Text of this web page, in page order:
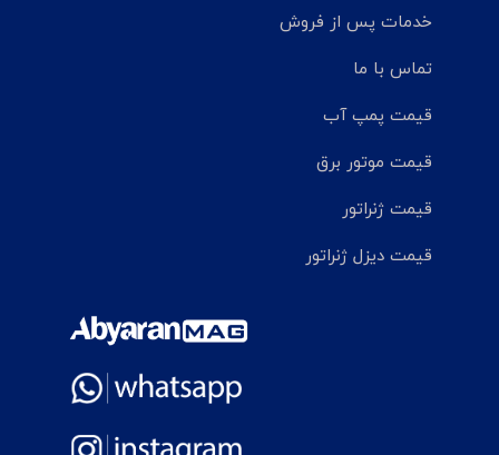
خدمات پس از فروش
تماس با ما
قیمت پمپ آب
قیمت موتور برق
قیمت ژنراتور
قیمت دیزل ژنراتور